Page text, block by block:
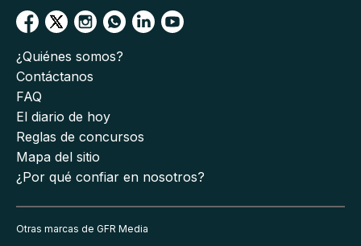
¿Quiénes somos?
Contáctanos
FAQ
El diario de hoy
Reglas de concursos
Mapa del sitio
¿Por qué confiar en nosotros?
Otras marcas de GFR Media